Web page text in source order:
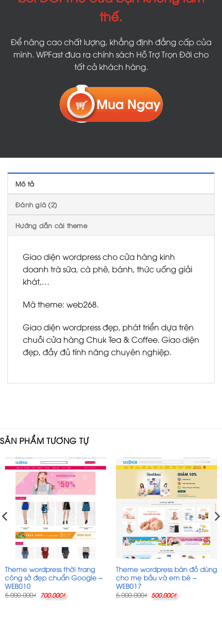
thế.
Để nâng cao chất lượng, khẳng định đẳng cấp của
mình. WPFast đưa ra chính sách Hỗ Trợ Trọn Đời cho
tất cả khách hàng.
Mô tả
Đánh giá (2)
Hướng dẫn cài theme
Giao diện wordpress cho cửa hàng kinh
doanh trà sữa, cà phê, bánh, thức uống giải
khát,…
Mã theme: web268.
Giao diện wordpress đẹp, phát triển dựa trên
chuỗi cửa hàng Chuk Tea & Coffee. Giao diện
đẹp, đầy đủ tính năng chuyên nghiệp.
SẢN PHẨM TƯƠNG TỰ
Theme wordpress thời trang
công sở đẹp chuẩn Google –
WEB010
5.000.000₫ Giá
gốc
700.000₫Giá
hiện
Theme wordpress bán đồ dùng
cho mẹ bầu và em bé –
WEB017
5.000.000₫ Giá
gốc
500.000₫Giá
hiện